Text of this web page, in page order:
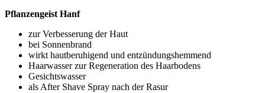
Pflanzengeist Hanf
zur Verbesserung der Haut
bei Sonnenbrand
wirkt hautberuhigend und entzündungshemmend
Haarwasser zur Regeneration des Haarbodens
Gesichtswasser
als After Shave Spray nach der Rasur